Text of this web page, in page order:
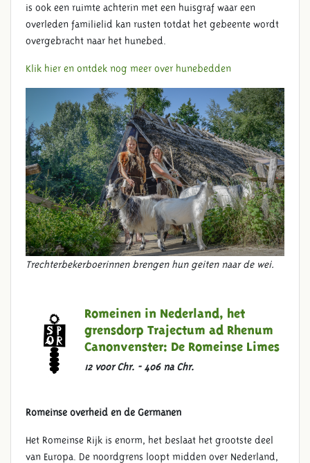
CANON VAN NEDERLAND
is ook een ruimte achterin met een huisgraf waar een
overleden familielid kan rusten totdat het gebeente wordt
overgebracht naar het hunebed.
Klik hier en ontdek nog meer over hunebedden
Trechterbekerboerinnen brengen hun geiten naar de wei.
Romeinen in Nederland, het
grensdorp Trajectum ad Rhenum
Canonvenster: De Romeinse Limes
12 voor Chr. - 406 na Chr.
Romeinse overheid en de Germanen
Het Romeinse Rijk is enorm, het beslaat het grootste deel
van Europa. De noordgrens loopt midden over Nederland,